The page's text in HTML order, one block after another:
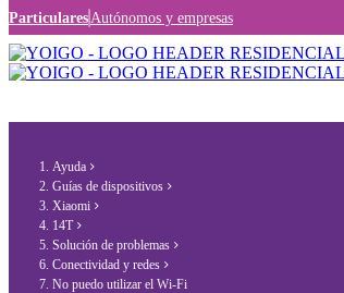
Particulares Autónomos y empresas
Ayuda
Guías de dispositivos
Xiaomi
14T
Solución de problemas
Conectividad y redes
No puedo utilizar el Wi-Fi